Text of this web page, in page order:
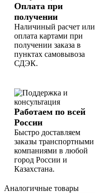
Оплата при
получении
Наличиный расчет или
оплата картами при
получении заказа в
пунктах самовывоза
СДЭК.
Работаем по всей
России
Быстро доставляем
заказы транспортными
компаниями в любой
город России и
Казахстана.
Аналогичные товары